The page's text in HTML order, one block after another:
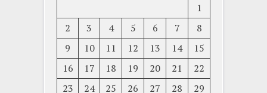
1
2
3 4 5 6 7
8
9
10 11 12 13 14
15
16
17 18 19 20 21
22
23
24 25 26 27 28 29